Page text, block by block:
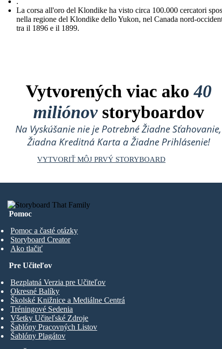
La corsa all'oro del Klondike ha visto circa 100.000 cercatori
nella regione del Klondike dello Yukon, nel Canada nord-
tra il 1896 e il 1899.
Vytvorených viac ako40
miliónovstoryboardov
Na Vyskúšanie nie je Potrebné Žiadne Sťahovanie,
Žiadna Kreditná Karta a Žiadne Prihlásenie!
VYTVORIŤ MÔJ PRVÝ STORYBOARD
Pomoc
Pomoc a časté otázky
Storyboard Creator
Ako tlačiť
Pre Učiteľov
Bezplatná Verzia pre Učiteľov
Okresné Balíky
Školské Knižnice a Mediálne Centrá
Tréningové Sedenia
Všetky Učiteľské Zdroje
Šablóny Pracovných Listov
Šablóny Plagátov